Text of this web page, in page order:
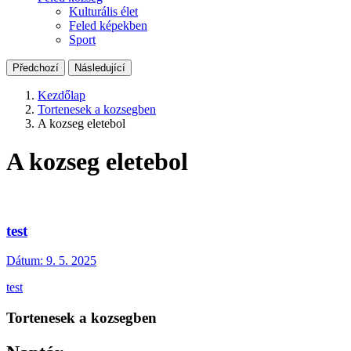
Kulturális élet
Feled képekben
Sport
Předchozí Následující
Kezdőlap
Tortenesek a kozsegben
A kozseg eletebol
A kozseg eletebol
test
Dátum: 9. 5. 2025
test
Tortenesek a kozsegben